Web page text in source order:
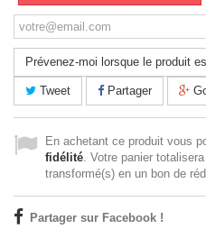
Prévenez-moi lorsque le produit
Tweet Partager
En achetant ce produit vous
fidélité. Votre panier totalisera
transformé(s) en un bon de
Partager sur Facebook !